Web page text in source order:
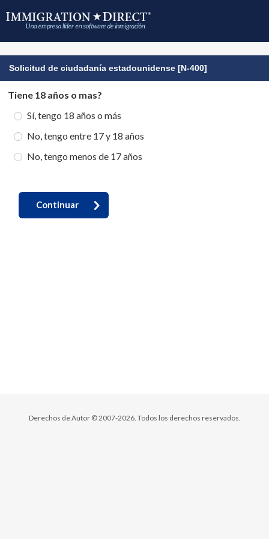
Solicitud de ciudadanía estadounidense [N-400]
Tiene 18 años o mas?
Sí, tengo 18 años o más
No, tengo entre 17 y 18 años
No, tengo menos de 17 años
Continuar
Derechos de Autor © 2007-2026. Todos los derechos reservados.